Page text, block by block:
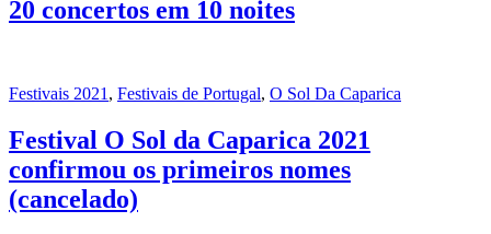
20 concertos em 10 noites
Festivais 2021 , Festivais de Portugal, O Sol Da Caparica
Festival O Sol da Caparica 2021
confirmou os primeiros nomes
(cancelado)